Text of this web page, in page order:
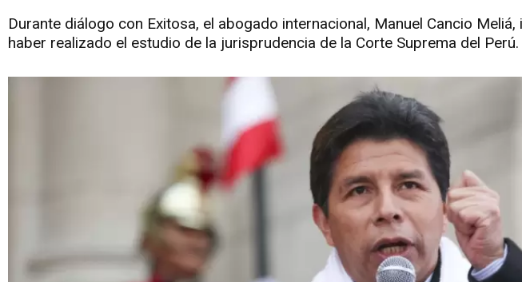
Durante diálogo con Exitosa, el abogado internacional, Manuel Cancio
haber realizado el estudio de la jurisprudencia de la Corte Suprema del Perú.